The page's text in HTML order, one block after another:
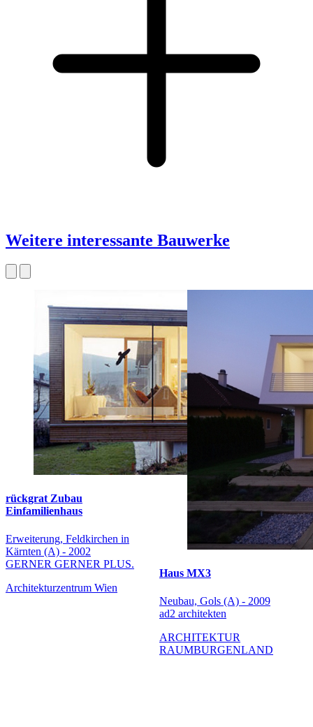
Weitere interessante Bauwerke
rückgrat Zubau
Einfamilienhaus
Erweiterung, Feldkirchen in
Kärnten (A) - 2002
GERNER GERNER PLUS.
Architekturzentrum Wien
Haus MX3
Neubau, Gols (A) - 2009
ad2 architekten
ARCHITEKTUR
RAUMBURGENLAND